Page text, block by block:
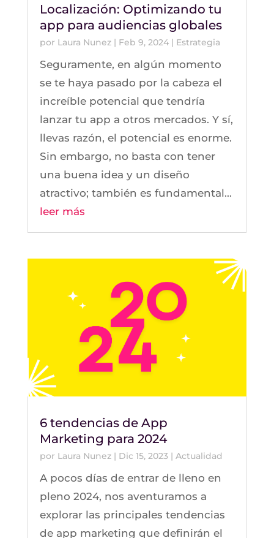
Localización: Optimizando tu
app para audiencias globales
por Laura Nunez| Feb 9, 2024| Estrategia
Seguramente, en algún momento
se te haya pasado por la cabeza el
increíble potencial que tendría
lanzar tu app a otros mercados. Y sí,
llevas razón, el potencial es enorme.
Sin embargo, no basta con tener
una buena idea y un diseño
atractivo; también es fundamental...
leer más
6 tendencias de App
Marketing para 2024
por Laura Nunez| Dic 15, 2023| Actualidad
A pocos días de entrar de lleno en
pleno 2024, nos aventuramos a
explorar las principales tendencias
de app marketing que definirán el